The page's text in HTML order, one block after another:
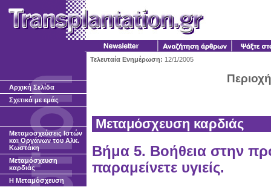
Τελευταία Ενημέρωση: 12/1/2005
Αρχική Σελίδα
Σχετικά με εμάς
Μεταμοσχεύσεις Ιστών
και Οργάνων του Αλκ.
Κωστάκη
Μεταμόσχευση
καρδιάς
H Μεταμόσχευση
Μεταμόσχευση καρδιάς
Βήμα 5. Βοήθεια στην
παραμείνετε υγιείς.